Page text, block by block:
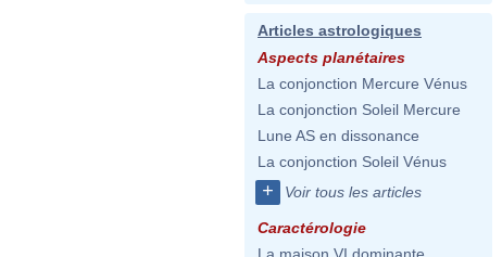
Articles astrologiques
Aspects planétaires
La conjonction Mercure Vénus
La conjonction Soleil Mercure
Lune AS en dissonance
La conjonction Soleil Vénus
+ Voir tous les articles
Caractérologie